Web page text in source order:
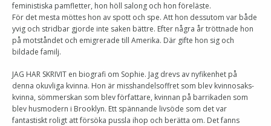
feministiska pamfletter, hon höll salong och hon föreläste.
För det mesta möttes hon av spott och spe. Att hon dessutom var både
yvig och stridbar gjorde inte saken bättre. Efter några år tröttnade hon
på motståndet och emigrerade till Amerika. Där gifte hon sig och
bildade familj.
JAG HAR SKRIVIT en biografi om Sophie. Jag drevs av nyfikenhet på
denna okuvliga kvinna. Hon är misshandelsoffret som blev kvinnosaks-
kvinna, sömmerskan som blev författare, kvinnan på barrikaden som
blev husmodern i Brooklyn. Ett spännande livsöde som det var
fantastiskt roligt att försöka pussla ihop och berätta om. Det fanns